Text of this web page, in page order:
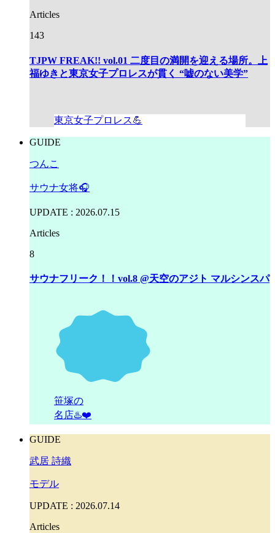
Articles
143
TJPW FREAK!! vol.01 二度目の満開を迎える場所。上
福ゆきと東京女子プロレスが貫く “嘘のない美学”
東京女子プロレス💪
GUIDE
つんこ
サウナ女将🎧
UPDATE : 2026.07.15
Articles
8
サウナフリーク！！vol.8 @天空のアジト マルシンスパ
笹塚の
名店♨️❤️
GUIDE
武居 詩織
モデル
UPDATE : 2026.07.14
Articles